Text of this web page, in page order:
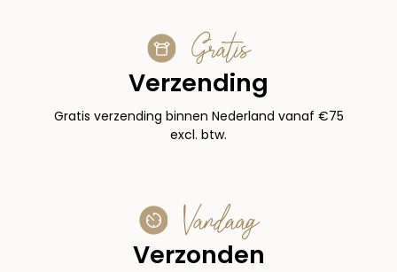
Gratis
Verzending
Gratis verzending binnen Nederland vanaf €75
excl. btw.
Vandaag
Verzonden